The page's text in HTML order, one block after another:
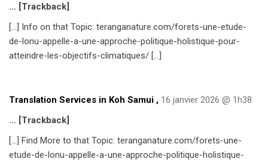
… [Trackback]
[…] Info on that Topic: teranganature.com/forets-une-etude-
de-lonu-appelle-a-une-approche-politique-holistique-pour-
atteindre-les-objectifs-climatiques/ […]
Translation Services in Koh Samui , 16 janvier 2026 @ 1h38
… [Trackback]
[…] Find More to that Topic: teranganature.com/forets-une-
etude-de-lonu-appelle-a-une-approche-politique-holistique-